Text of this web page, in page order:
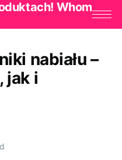
Whom
nabiału –
jak i